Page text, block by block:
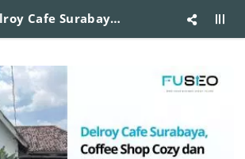
Delroy Cafe Surabaya, Coffee Shop Cozy dan Instagramable di Kota Surabaya